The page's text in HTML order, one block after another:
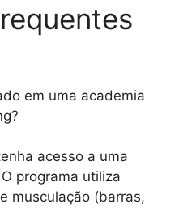
em uma academia
acesso a uma
programa utiliza
musculação (barras,